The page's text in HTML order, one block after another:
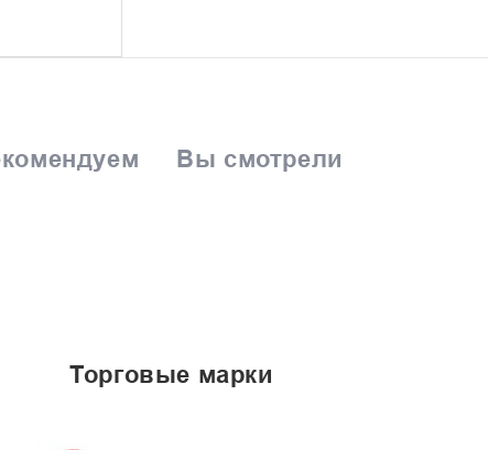
Вы смотрели
торговые марки